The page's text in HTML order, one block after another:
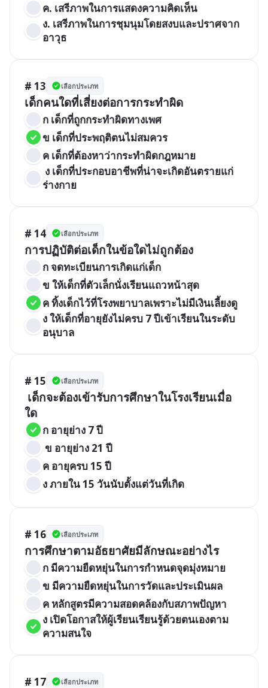
ค. เสรีภาพในการแสดงความคิดเห็น
ง. เสรีภาพในการชุมนุมโดยสงบและปราศจาก
อาวุธ
# 13 เลือกประเภท
เด็กคนใดที่เสี่ยงต่อการกระทำผิด
ก เด็กที่ถูกกระทำผิดทางเพศ
ข เด็กที่ประพฤติตนไม่สมควร
ค เด็กที่ต้องหาว่ากระทำผิดกฎหมาย
ร่างกาย
# 14 เลือกประเภท
การปฏิบัติต่อเด็กในข้อใดไม่ถูกต้อง
ก จดทะเบียนการเกิดแก่เด็ก
ข ให้เด็กที่ตัวเล็กนั่งเรียนแถวหน้าสุด
ค ทิ้งเด็กไว้ที่โรงพยาบาลเพราะไม่มีเงินเลี้ยงดู
ง ให้เด็กที่อายุยังไม่ครบ 7 ปีเข้าเรียนในระดับ
อนุบาล
# 15 เลือกประเภท
ใด
ก อายุย่าง 7 ปี
ข อายุย่าง 21 ปี
ค อายุครบ 15 ปี
ง ภายใน 15 วันนับตั้งแต่วันที่เกิด
# 16 เลือกประเภท
การศึกษาตามอัธยาศัยมีลักษณะอย่างไร
ก มีความยืดหยุ่นในการกำหนดจุดมุ่งหมาย
ข มีความยืดหยุ่นในการวัดและประเมินผล
ค หลักสูตรมีความสอดคล้องกับสภาพปัญหา
ง เปิดโอกาสให้ผู้เรียนเรียนรู้ด้วยตนเองตาม
ความสนใจ
# 17 เลือกประเภท